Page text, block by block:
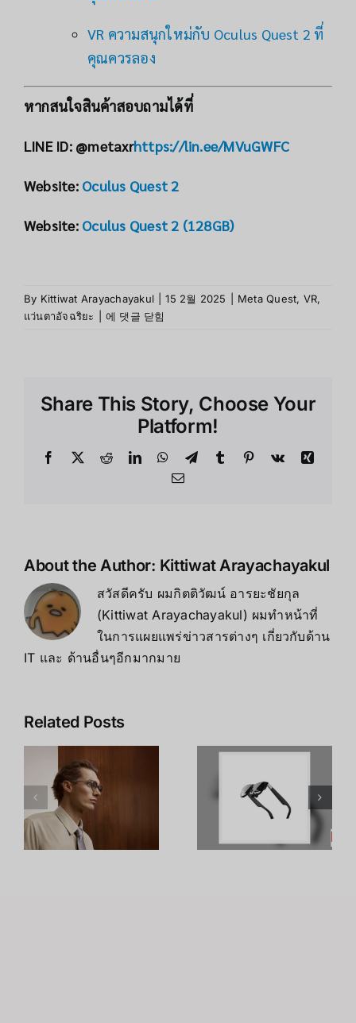
VR ความสนุกใหม่กับ Oculus Quest 2 ที่
คุณควรลอง
หากสนใจสินค้าสอบถามได้ที่
LINE ID: @metaxrhttps://lin.ee/MVuGWFC
Website: Oculus Quest 2
Website: Oculus Quest 2 (128GB)
By Kittiwat Arayachayakul 15 2월 2025 Meta Quest, VR,
แว่นตาอัจฉริยะ
Oculus
สำคัญ
รู้
에 댓글 닫힘
Share This Story, Choose Your
Platform!
Facebook
X RedditLinkedInWhatsApp
TelegramTumblr Pinterest
Vk
Xing
Email
About the Author: Kittiwat Arayachayakul
สวัสดีครับ ผมกิตติวัฒน์ อารยะชัยกุล
(Kittiwat Arayachayakul) ผมทำหน้าที่
ในการแผยแพร่ข่าวสารต่างๆ เกี่ยวกับด้าน
IT และ ด้านอื่นๆอีกมากมาย
Related Posts
รีวิวแว่น XR
รุ่นใหม่:การ
อัปเกรดที่
เหนือกว่า
Metaverse:
โอกาสทองที่
คุณเตรียมตัว